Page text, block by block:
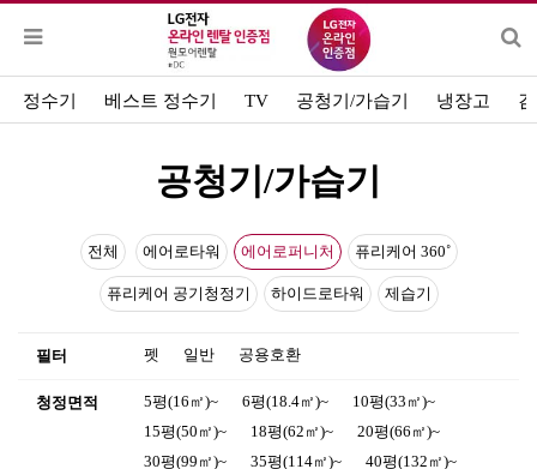
정수기 베스트 정수기 TV 공청기/가습기 냉장고
공청기/가습기
전체 에어로타워 에어로퍼니처 퓨리케어 360˚
퓨리케어 공기청정기 하이드로타워 제습기
필터 펫 일반 공용호환
청정면적 5평(16㎡)~ 6평(18.4㎡)~
10평(33㎡)~
15평(50㎡)~
18평(62㎡)~
20평(66㎡)~
30평(99㎡)~
35평(114㎡)~ 40평(132㎡)~